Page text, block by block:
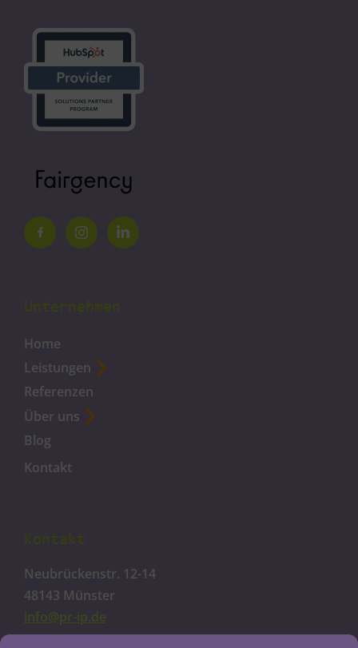
Unternehmen
Home
Leistungen
Referenzen
Über uns
Blog
Kontakt
Kontakt
Neubrückenstr. 12-14
48143 Münster
info@pr-ip.de